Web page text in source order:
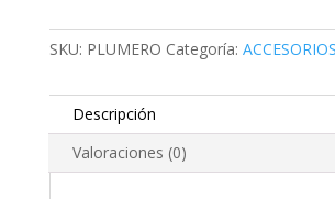
SKU: PLUMERO Categoría: ACCESORIOS
Descripción
Valoraciones (0)